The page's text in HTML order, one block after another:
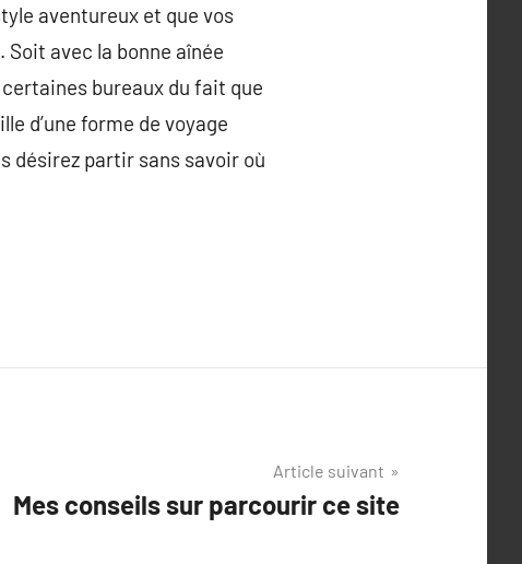
aventureux et que vos
avec la bonne aînée
bureaux du fait que
d’une forme de voyage
désirez partir sans savoir où
Article suivant
Mes conseils sur parcourir ce site